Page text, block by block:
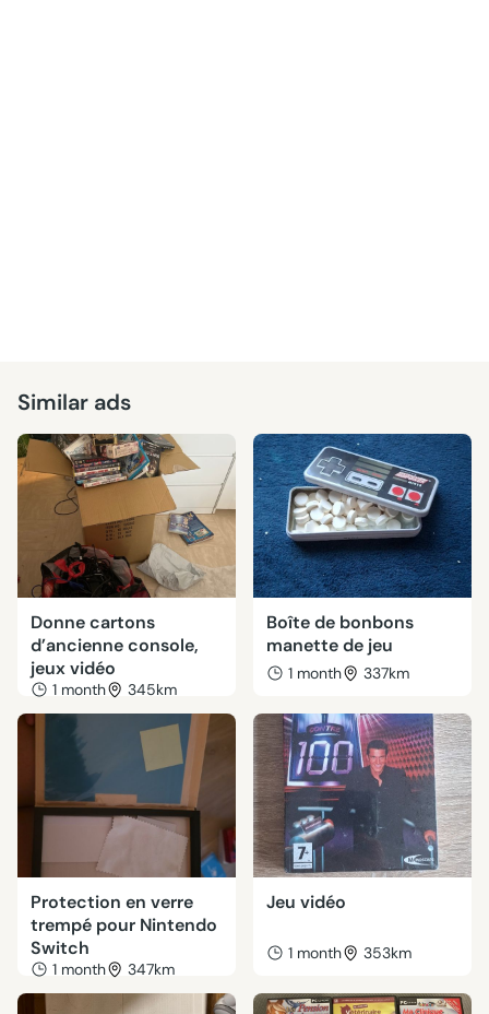
Similar ads
Donne cartons
d’ancienne console,
jeux vidéo
1 month 345km
Boîte de bonbons
manette de jeu
1 month 337km
Protection en verre
trempé pour Nintendo
Switch
1 month 347km
Jeu vidéo
1 month 353km